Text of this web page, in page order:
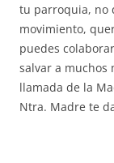
tu parroquia, no
movimiento,
puedes
salvar a muchos
llamada de la
Ntra. Madre te